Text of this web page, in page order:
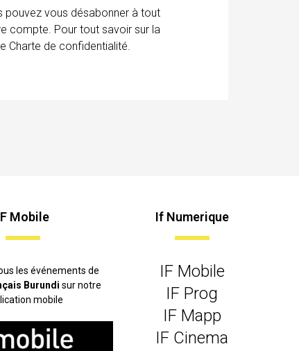
pouvez vous désabonner à tout
compte. Pour tout savoir sur la
Charte de confidentialité.
Mobile
les événements de
Burundisur notre
mobile
If Numerique
IF Mobile
IF Prog
IF Mapp
IF Cinema